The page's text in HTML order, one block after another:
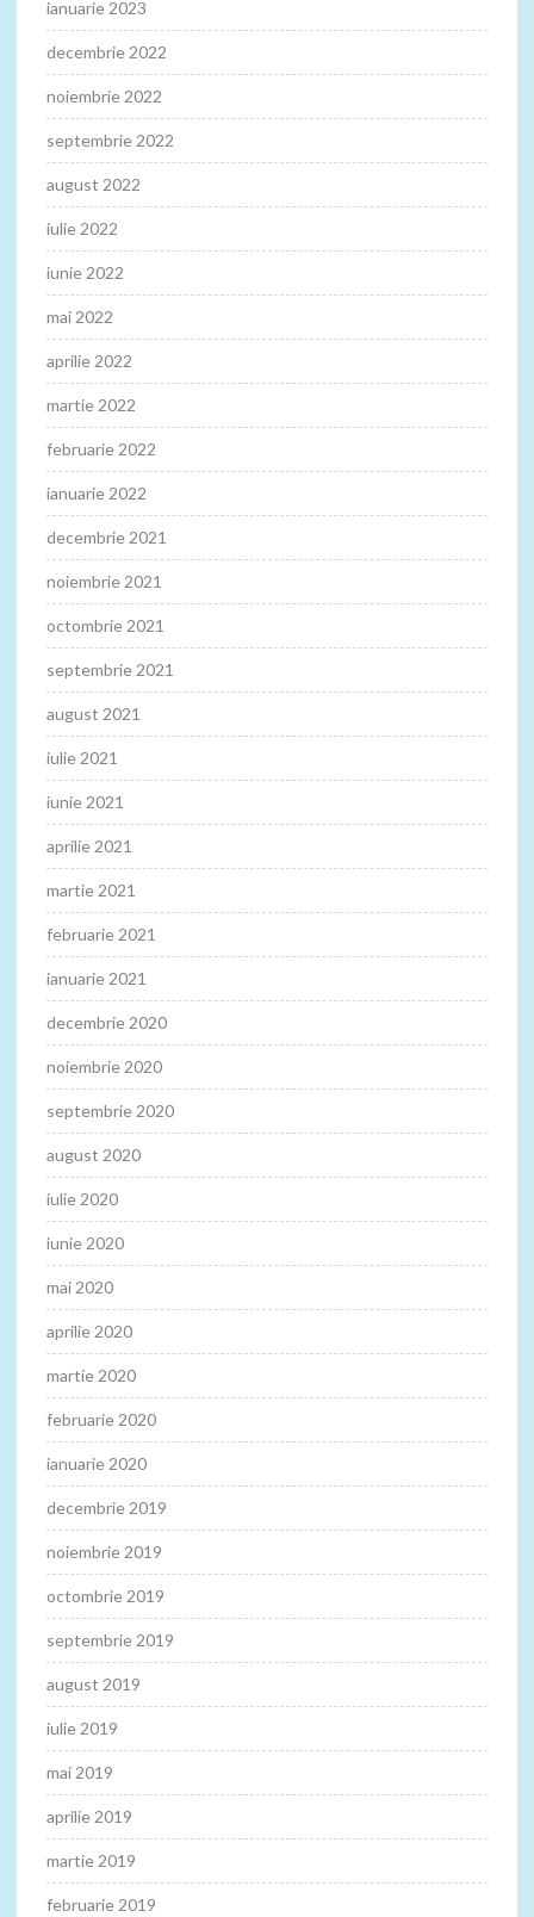
ianuarie 2023
decembrie 2022
noiembrie 2022
septembrie 2022
august 2022
iulie 2022
iunie 2022
mai 2022
aprilie 2022
martie 2022
februarie 2022
ianuarie 2022
decembrie 2021
noiembrie 2021
octombrie 2021
septembrie 2021
august 2021
iulie 2021
iunie 2021
aprilie 2021
martie 2021
februarie 2021
ianuarie 2021
decembrie 2020
noiembrie 2020
septembrie 2020
august 2020
iulie 2020
iunie 2020
mai 2020
aprilie 2020
martie 2020
februarie 2020
ianuarie 2020
decembrie 2019
noiembrie 2019
octombrie 2019
septembrie 2019
august 2019
iulie 2019
mai 2019
aprilie 2019
martie 2019
februarie 2019